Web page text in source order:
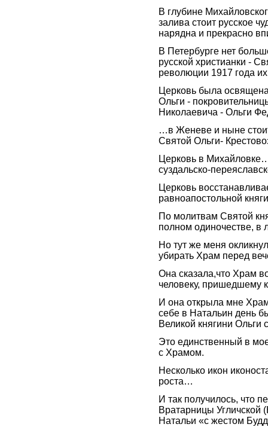
В глубине
залива стоит русское
нарядна и прекрасно
В Петербурге нет
русской христианки -
революции 1917 года
Церковь была
Ольги -
Николаевича - Ольги
…в Женеве и ныне
Святой Ольги-
Церковь в
суздальско-
Церковь
равноапостольной
По молитвам Святой
полном одиночестве, в
Но тут же меня
убирать Храм перед
Она сказала,что Храм
человеку, пришедшему
И она открыла мне
себе в Натальин день
Великой княгини Ольги
Это единственный в
с Храмом.
Несколько икон
роста…
И так получилось, что
Вратарницы Угличской
Натальи «с жестом